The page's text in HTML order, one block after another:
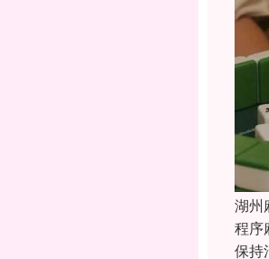
湖州
程序
保持